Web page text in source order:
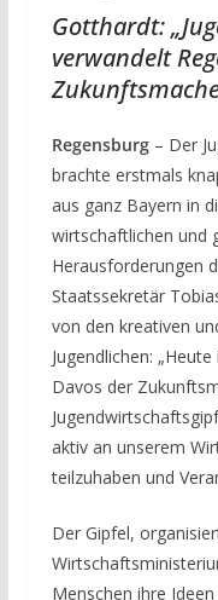
Gotthardt:
verwandelt
Regensburg– Der
brachte erstmals
aus ganz Bayern in
wirtschaftlichen und
Herausforderungen
Staatssekretär
von den kreativen
Jugendlichen:
Davos der
aktiv an unserem
teilzuhaben und
Der Gipfel,
Menschen ihre